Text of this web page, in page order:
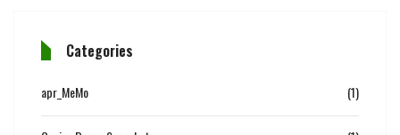
Categories
apr_MeMo (1)